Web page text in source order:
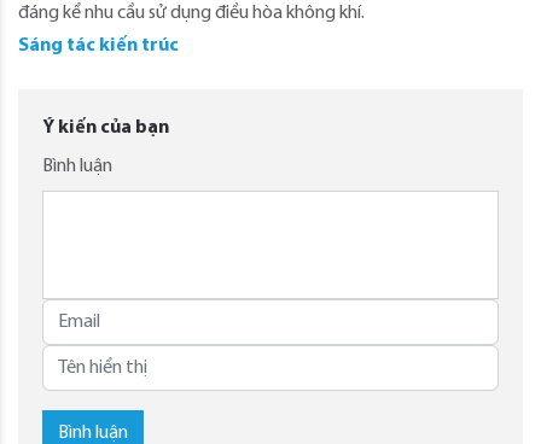
đáng kể nhu cầu sử dụng điều hòa không khí.
Sáng tác kiến trúc
Ý kiến của bạn
Bình luận
Bình luận